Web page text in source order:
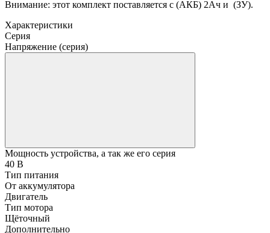
Внимание: этот комплект поставляется c (АКБ) 2Ач и (ЗУ).
Характеристики
Серия
Напряжение (серия)
Мощность устройства, а так же его серия
40 В
Тип питания
От аккумулятора
Двигатель
Тип мотора
Щёточный
Дополнительно